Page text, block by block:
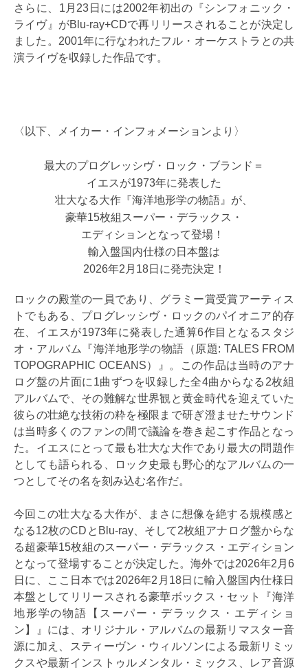
さらに、1月23日には2002年初出の『シンフォニック・
ライヴ』がBlu-ray+CDで再リリースされることが決定し
ました。2001年に行なわれたフル・オーケストラとの共
演ライヴを収録した作品です。
〈以下、メイカー・インフォメーションより〉
最大のプログレッシヴ・ロック・ブランド＝
イエスが1973年に発表した
壮大なる大作『海洋地形学の物語』が、
豪華15枚組スーパー・デラックス・
エディションとなって登場！
輸入盤国内仕様の日本盤は
2026年2月18日に発売決定！
ロックの殿堂の一員であり、グラミー賞受賞アーティス
トでもある、プログレッシヴ・ロックのパイオニア的存
在、イエスが1973年に発表した通算6作目となるスタジ
オ・アルバム『海洋地形学の物語（原題: TALES FROM
TOPOGRAPHIC OCEANS）』。この作品は当時のアナ
ログ盤の片面に1曲ずつを収録した全4曲からなる2枚組
アルバムで、その難解な世界観と黄金時代を迎えていた
彼らの壮絶な技術の粋を極限まで研ぎ澄ませたサウンド
は当時多くのファンの間で議論を巻き起こす作品となっ
た。イエスにとって最も壮大な大作であり最大の問題作
としても語られる、ロック史最も野心的なアルバムの一
つとしてその名を刻み込む名作だ。
今回この壮大なる大作が、まさに想像を絶する規模感と
なる12枚のCDとBlu-ray、そして2枚組アナログ盤からな
る超豪華15枚組のスーパー・デラックス・エディション
となって登場することが決定した。海外では2026年2月6
日に、ここ日本では2026年2月18日に輸入盤国内仕様日
本盤としてリリースされる豪華ボックス・セット『海洋
地形学の物語【スーパー・デラックス・エディショ
ン】』には、オリジナル・アルバムの最新リマスター音
源に加え、スティーヴン・ウィルソンによる最新リミッ
クスや最新インストゥルメンタル・ミックス、レア音源